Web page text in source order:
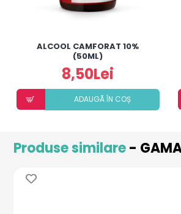
ALCOOL CAMFORAT 10%
(50ML)
8,50Lei
ADAUGÃ ÎN COȘ
Produse similare-